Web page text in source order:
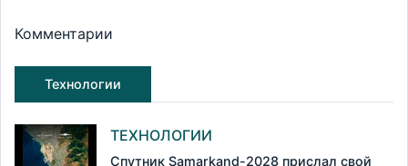
Комментарии
Технологии
ТЕХНОЛОГИИ
Спутник Samarkand-2028 прислал свой